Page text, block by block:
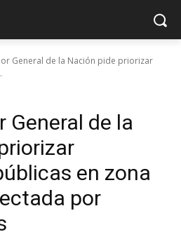
General de la Nación pide priorizar
General de la
en zona
por